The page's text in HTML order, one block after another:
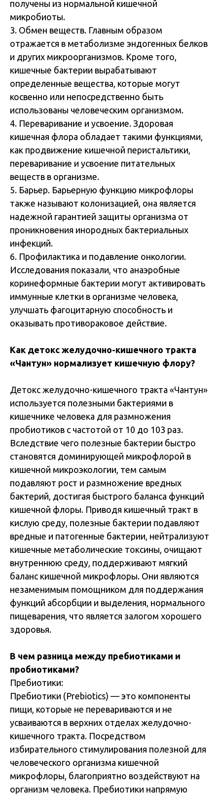
получены из нормальной кишечной
микробиоты.
3. Обмен веществ. Главным образом
отражается в метаболизме эндогенных белков
и других микроорганизмов. Кроме того,
кишечные бактерии вырабатывают
определенные вещества, которые могут
косвенно или непосредственно быть
использованы человеческим организмом.
4. Переваривание и усвоение. Здоровая
кишечная флора обладает такими функциями,
как продвижение кишечной перистальтики,
переваривание и усвоение питательных
веществ в организме.
5. Барьер. Барьерную функцию микрофлоры
также называют колонизацией, она является
надежной гарантией защиты организма от
проникновения инородных бактериальных
инфекций.
6. Профилактика и подавление онкологии.
Исследования показали, что анаэробные
коринеформные бактерии могут активировать
иммунные клетки в организме человека,
улучшать фагоцитарную способность и
оказывать противораковое действие.
Как детокс желудочно-кишечного тракта
«Чантун» нормализует кишечную флору?
Детокс желудочно-кишечного тракта «Чантун»
используется полезными бактериями в
кишечнике человека для размножения
пробиотиков с частотой от 10 до 103 раз.
Вследствие чего полезные бактерии быстро
становятся доминирующей микрофлорой в
кишечной микроэкологии, тем самым
подавляют рост и размножение вредных
бактерий, достигая быстрого баланса функций
кишечной флоры. Приводя кишечный тракт в
кислую среду, полезные бактерии подавляют
вредные и патогенные бактерии, нейтрализуют
кишечные метаболические токсины, очищают
внутреннюю среду, поддерживают мягкий
баланс кишечной микрофлоры. Они являются
незаменимым помощником для поддержания
функций абсорбции и выделения, нормального
пищеварения, что является залогом хорошего
здоровья.
В чем разница между пребиотиками и
пробиотиками?
Пребиотики:
Пребиотики (Prebiotics) — это компоненты
пищи, которые не перевариваются и не
усваиваются в верхних отделах желудочно-
кишечного тракта. Посредством
избирательного стимулирования полезной для
человеческого организма кишечной
микрофлоры, благоприятно воздействуют на
организм человека. Пребиотики напрямую